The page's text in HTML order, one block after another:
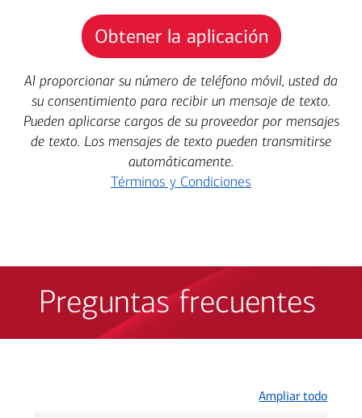
Obtener la aplicación
Al proporcionar su número de teléfono móvil, usted da
su consentimiento para recibir un mensaje de texto.
Pueden aplicarse cargos de su proveedor por mensajes
de texto. Los mensajes de texto pueden transmitirse
automáticamente.
Términos y Condiciones
Preguntas frecuentes
Ampliar todo